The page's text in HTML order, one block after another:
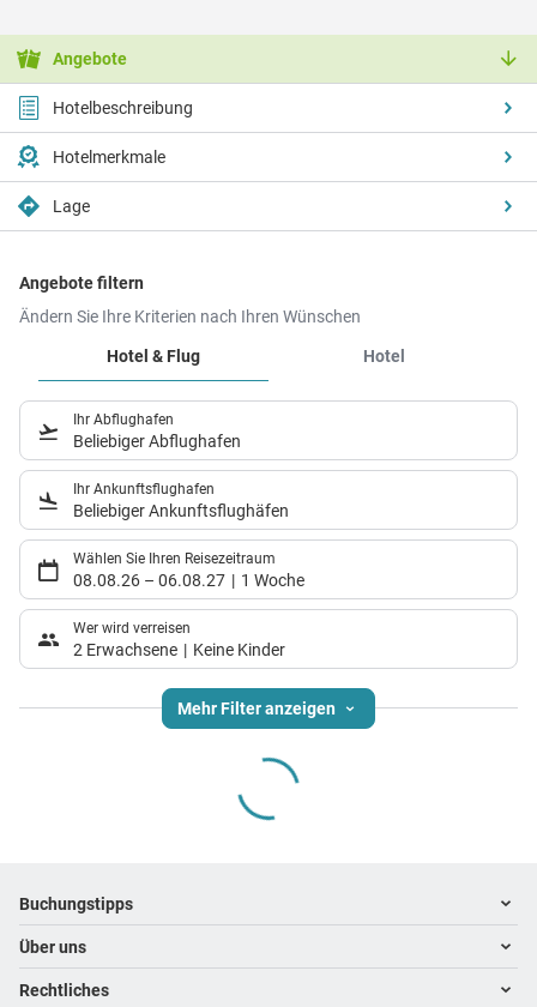
Angebote
Hotelbeschreibung
Hotelmerkmale
Lage
Angebote filtern
Ändern Sie Ihre Kriterien nach Ihren Wünschen
Hotel & Flug
Hotel
Ihr Abflughafen
Beliebiger Abflughafen
Ihr Ankunftsflughafen
Beliebiger Ankunftsflughäfen
Wählen Sie Ihren Reisezeitraum
08.08.26 – 06.08.27 1 Woche
Wer wird verreisen
2 Erwachsene Keine Kinder
Mehr Filter anzeigen
Footer navigation
Buchungstipps
Warum im Reisebüro buchen
Hoteltipps
Über uns
Kontakt
Rechtliches